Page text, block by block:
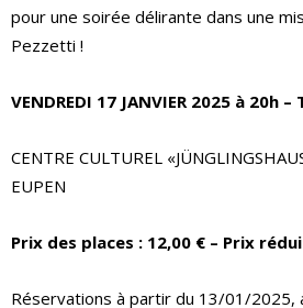
pour une soirée délirante dans une
Pezzetti !
VENDREDI 17 JANVIER 2025 à 20h –
CENTRE CULTUREL
EUPEN
Prix des places : 12,00 € – Prix
Réservations à partir du 13/01/2025,